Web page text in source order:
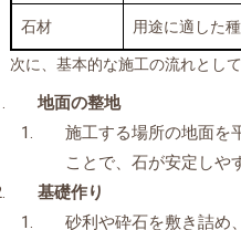
石材 用途に適した
次に、基本的な施工の流れとし
地面の整地
施工する場所の地面を
ことで、石が安定しや
基礎作り
砂利や砕石を敷き詰め